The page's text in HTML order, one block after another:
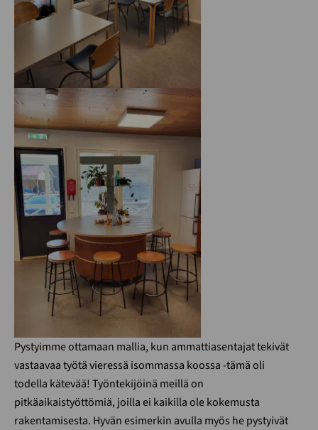
Pystyimme ottamaan mallia, kun ammattiasentajat tekivät
vastaavaa työtä vieressä isommassa koossa -tämä oli
todella kätevää! Työntekijöinä meillä on
pitkäaikaistyöttömiä, joilla ei kaikilla ole kokemusta
rakentamisesta. Hyvän esimerkin avulla myös he pystyivät